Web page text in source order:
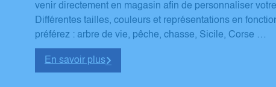
venir directement en magasin afin de personnaliser
Différentes tailles, couleurs et représentations en
préférez : arbre de vie, pêche, chasse, Sicile, Corse …
En savoir plus